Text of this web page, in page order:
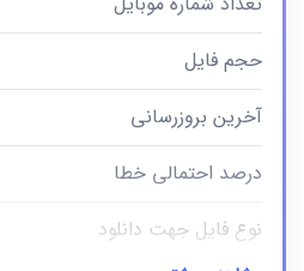
حجم فایل
آخرین بروزرسانی
درصد احتمالی خطا
نوع فایل جهت دانلود